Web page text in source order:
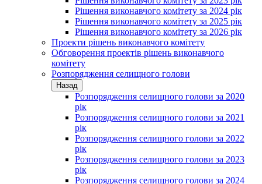
Рішення виконавчого комітету за 2024 рік
Рішення виконавчого комітету за 2025 рік
Рішення виконавчого комітету за 2026 рік
Проекти рішень виконавчого комітету
Обговорення проектів рішень виконавчого
комітету
Розпорядження селищного голови
Назад
Розпорядження селищного голови за 2020
рік
Розпорядження селищного голови за 2021
рік
Розпорядження селищного голови за 2022
рік
Розпорядження селищного голови за 2023
рік
Розпорядження селищного голови за 2024